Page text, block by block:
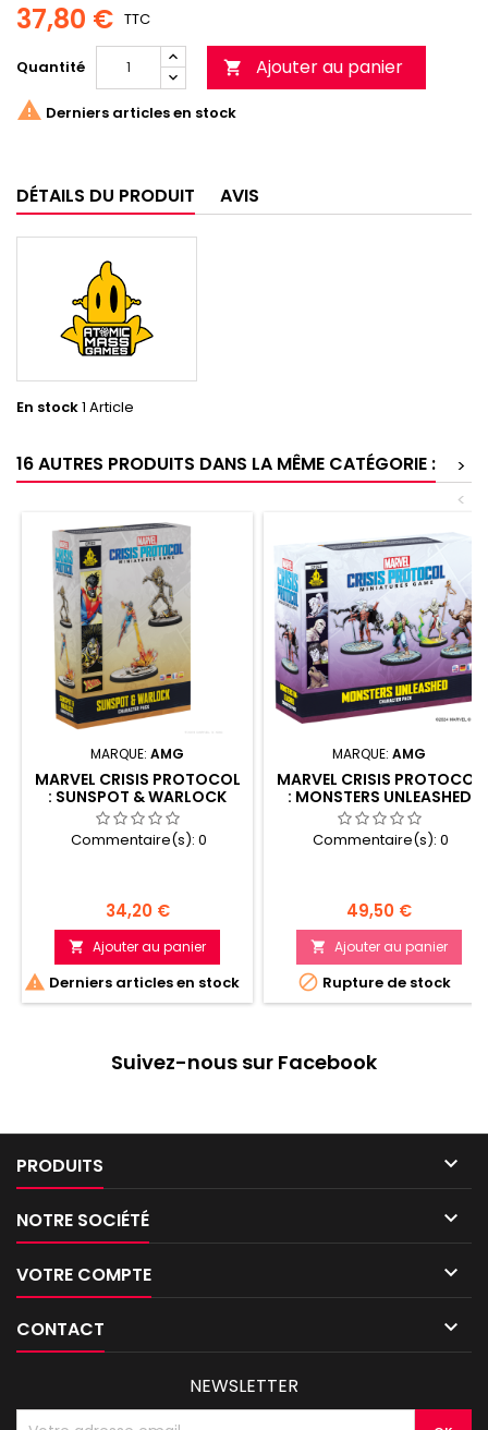
37,80 € TTC
Quantité  Ajouter au panier
 Derniers articles en stock
DÉTAILS DU PRODUIT AVIS
En stock1 Article
16 AUTRES PRODUITS DANS LA MÊME CATÉGORIE :
>
<
MARQUE: AMG
MARVEL CRISIS PROTOCOL
: SUNSPOT & WARLOCK
Commentaire(s): 0
Prix
34,20 €
 Ajouter au panier
 Derniers articles en stock
MARQUE: AMG
MARVEL CRISIS PROTOCOL
: MONSTERS UNLEASHED
Commentaire(s): 0
Prix
49,50 €
 Ajouter au panier
 Rupture de stock
Suivez-nous sur Facebook
PRODUITS 
NOTRE SOCIÉTÉ 
VOTRE COMPTE 
CONTACT 
NEWSLETTER